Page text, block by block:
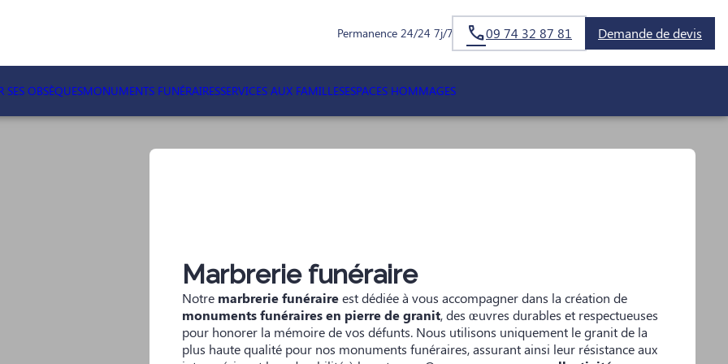
Permanence 24/24 7j/7 09 74 32 87 81 Demande de devis
SES OBSÈQUESMONUMENTS FUNÉRAIRESSERVICES AUX FAMILLESESPACES HOMMAGES
Marbrerie funéraire
Notre marbrerie funéraireest dédiée à vous accompagner dans la création de
monuments funéraires en pierre de granit, des œuvres durables et respectueuses
pour honorer la mémoire de vos défunts. Nous utilisons uniquement le granit de la
plus haute qualité pour nos monuments funéraires, assurant ainsi leur résistance aux